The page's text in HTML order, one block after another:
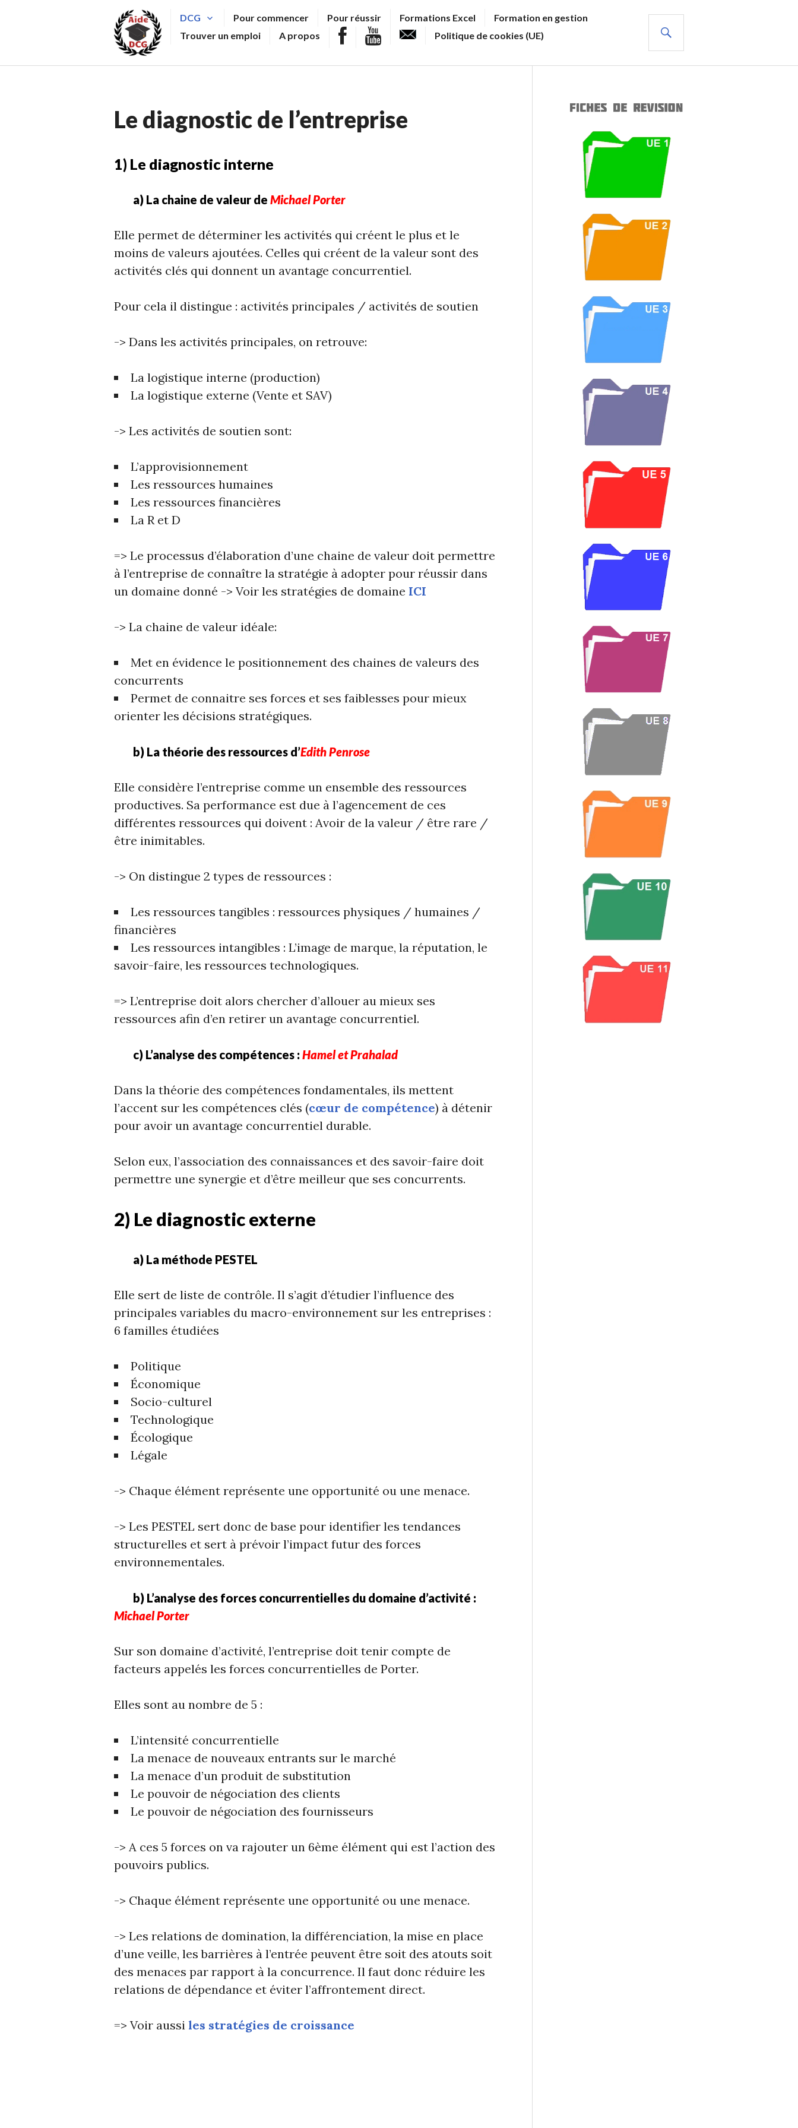
principal
DCG Pour commencer Pour réussir Formations Excel
Formation en gestion
Trouver un emploi
A propos Politique de cookies (UE)
Le diagnostic de l’entreprise
1) Le diagnostic interne
a) La chaine de valeur de Michael Porter
Elle permet de déterminer les activités qui créent le plus et le
moins de valeurs ajoutées. Celles qui créent de la valeur sont des
activités clés qui donnent un avantage concurrentiel.
Pour cela il distingue : activités principales / activités de soutien
-> Dans les activités principales, on retrouve:
La logistique interne (production)
La logistique externe (Vente et SAV)
-> Les activités de soutien sont:
L’approvisionnement
Les ressources humaines
Les ressources financières
La R et D
=> Le processus d’élaboration d’une chaine de valeur doit permettre
à l’entreprise de connaître la stratégie à adopter pour réussir dans
un domaine donné -> Voir les stratégies de domaine ICI
-> La chaine de valeur idéale:
Met en évidence le positionnement des chaines de valeurs des
concurrents
Permet de connaitre ses forces et ses faiblesses pour mieux
orienter les décisions stratégiques.
b) La théorie des ressources d’Edith Penrose
Elle considère l’entreprise comme un ensemble des ressources
productives. Sa performance est due à l’agencement de ces
différentes ressources qui doivent : Avoir de la valeur / être rare /
être inimitables.
-> On distingue 2 types de ressources :
Les ressources tangibles : ressources physiques / humaines /
financières
Les ressources intangibles : L’image de marque, la réputation, le
savoir-faire, les ressources technologiques.
=> L’entreprise doit alors chercher d’allouer au mieux ses
ressources afin d’en retirer un avantage concurrentiel.
c) L’analyse des compétences :Hamel et Prahalad
Dans la théorie des compétences fondamentales, ils mettent
l’accent sur les compétences clés (cœur de compétence) à détenir
pour avoir un avantage concurrentiel durable.
Selon eux, l’association des connaissances et des savoir-faire doit
permettre une synergie et d’être meilleur que ses concurrents.
2) Le diagnostic externe
a) La méthode PESTEL
Elle sert de liste de contrôle. Il s’agit d’étudier l’influence des
principales variables du macro-environnement sur les entreprises :
6 familles étudiées
Politique
Économique
Socio-culturel
Technologique
Écologique
Légale
-> Chaque élément représente une opportunité ou une menace.
-> Les PESTEL sert donc de base pour identifier les tendances
structurelles et sert à prévoir l’impact futur des forces
environnementales.
b) L’analyse des forces concurrentielles du domaine d’activité :
Michael Porter
Sur son domaine d’activité, l’entreprise doit tenir compte de
facteurs appelés les forces concurrentielles de Porter.
Elles sont au nombre de 5 :
L’intensité concurrentielle
La menace de nouveaux entrants sur le marché
La menace d’un produit de substitution
Le pouvoir de négociation des clients
Le pouvoir de négociation des fournisseurs
-> A ces 5 forces on va rajouter un 6ème élément qui est l’action des
pouvoirs publics.
-> Chaque élément représente une opportunité ou une menace.
-> Les relations de domination, la différenciation, la mise en place
d’une veille, les barrières à l’entrée peuvent être soit des atouts soit
des menaces par rapport à la concurrence. Il faut donc réduire les
relations de dépendance et éviter l’affrontement direct.
=> Voir aussi les stratégies de croissance